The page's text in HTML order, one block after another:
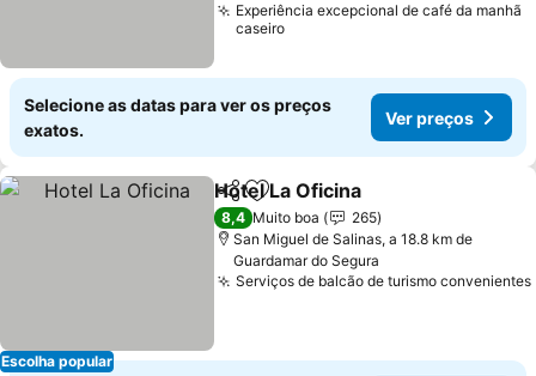
Experiência excepcional de café da manhã
caseiro
Selecione as datas para ver os preços
exatos.
Ver preços
Escolha popular
PartilharAdicionar aos favoritos
Hotel La Oficina
8,4 Muito boa
265
San Miguel de Salinas, a 18.8 km de
Guardamar do Segura
Serviços de balcão de turismo convenientes